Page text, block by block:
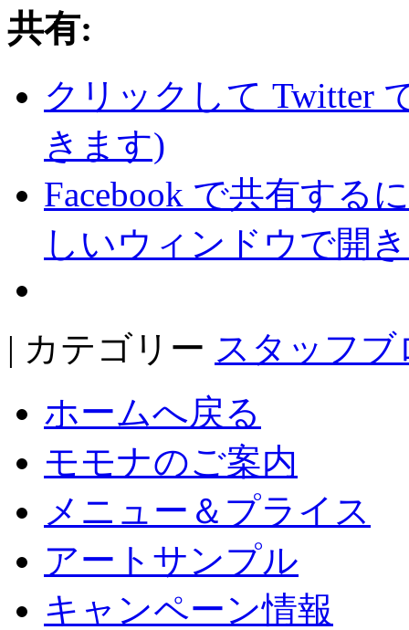
共有:
クリックして Twitter
きます)
Facebook で共有する
しいウィンドウで開
| カテゴリー スタッフブ
ホームへ戻る
モモナのご案内
メニュー＆プライス
アートサンプル
キャンペーン情報